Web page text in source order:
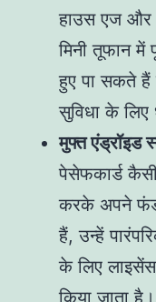
हाउस एज
मिनी तूफान
हुए पा सकते हैं
सुविधा के लिए
मुफ्त एंड्रॉइड
पेसेफकार्ड
करके अपने
हैं, उन्हें
के लिए लाइसेंस
किया जाता